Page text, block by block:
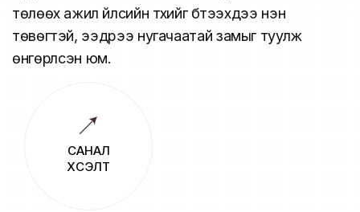
төлөөх ажил үйлсийн түүхийг бүтээхдээ нэн
төвөгтэй, ээдрээ нугачаатай замыг туулж
өнгөрүүлсэн юм.
САНАЛ
ХҮСЭЛТ